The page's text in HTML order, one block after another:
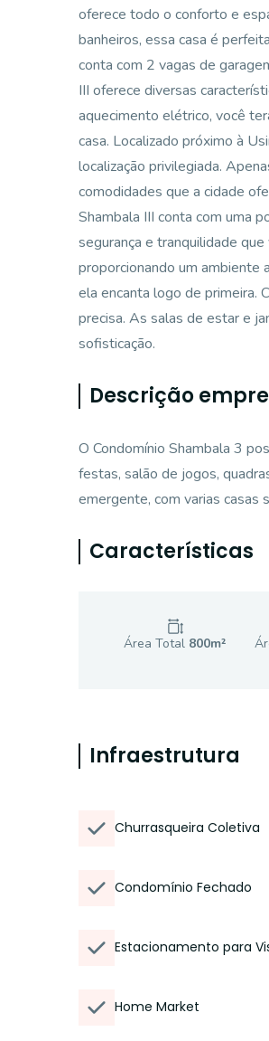
oferece todo o conforto e
banheiros, essa casa é
conta com 2 vagas de
III oferece diversas
aquecimento elétrico, você
casa. Localizado próximo à
localização privilegiada.
comodidades que a cidade
Shambala III conta com uma
segurança e tranquilidade
proporcionando um ambiente
ela encanta logo de primeira.
precisa. As salas de estar e
sofisticação.
Descrição
O Condomínio Shambala 3
festas, salão de jogos,
emergente, com varias casas
Características
Área Total 800m²
Infraestrutura
Churrasqueira Coletiva
Condomínio Fechado
Estacionamento para
Home Market